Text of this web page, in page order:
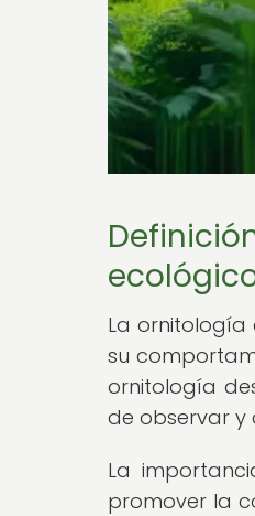
La ornitología
su
ornitología
de observar y
La
promover la